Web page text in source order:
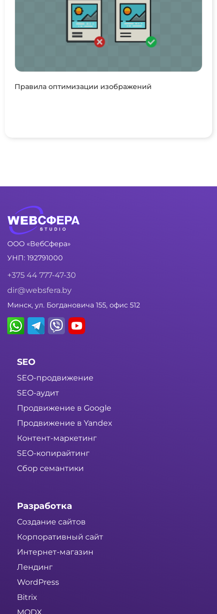
Правила оптимизации изображений
ООО «ВебСфера»
УНП: 192791000
+375 44 777-47-30
dir@websfera.by
Минск, ул. Богдановича 155, офис 512
SEO
SEO-продвижение
SEO-аудит
Продвижение в Google
Продвижение в Yandex
Контент-маркетинг
SEO-копирайтинг
Сбор семантики
Разработка
Создание сайтов
Корпоративный сайт
Интернет-магазин
Лендинг
WordPress
Bitrix
MODX